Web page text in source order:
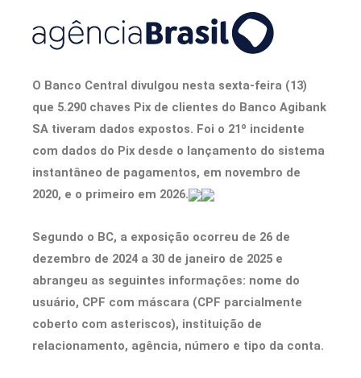
O Banco Central divulgou nesta sexta-feira (13)
que 5.290 chaves Pix de clientes do Banco Agibank
SA tiveram dados expostos. Foi o 21º incidente
com dados do Pix desde o lançamento do sistema
instantâneo de pagamentos, em novembro de
2020, e o primeiro em 2026.
Segundo o BC, a exposição ocorreu de 26 de
dezembro de 2024 a 30 de janeiro de 2025 e
abrangeu as seguintes informações: nome do
usuário, CPF com máscara (CPF parcialmente
coberto com asteriscos), instituição de
relacionamento, agência, número e tipo da conta.